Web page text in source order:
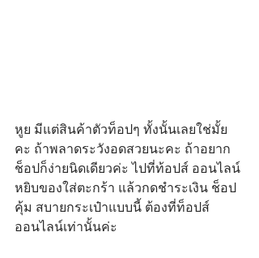
หูย มีแต่สินค้าตัวท็อปๆ ทั้งนั้นเลยใช่มั้ย
คะ ถ้าพลาดระวังอดสวยนะคะ ถ้าอยาก
ช็อปก็ง่ายนิดเดียวค่ะ ไปที่ท้อปส์ ออนไลน์
หยิบของใส่ตะกร้า แล้วกดชำระเงิน ช็อป
คุ้ม สบายกระเป๋าแบบนี้ ต้องที่ท็อปส์
ออนไลน์เท่านั้นค่ะ